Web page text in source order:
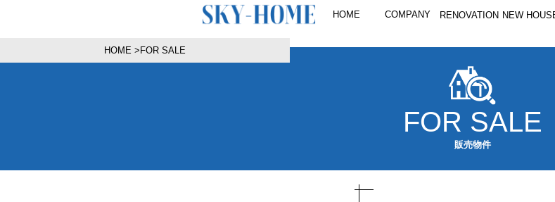
HOME COMPANY RENOVATION NEW
FOR SALE
販売物件
HOME > FOR SALE